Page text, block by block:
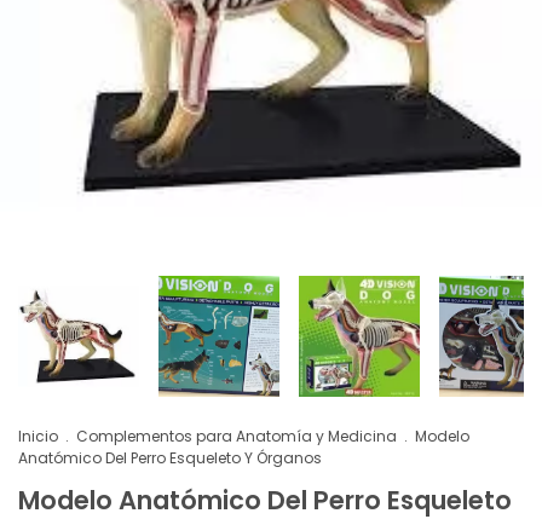
Inicio . Complementos para Anatomía y Medicina . Modelo
Anatómico Del Perro Esqueleto Y Órganos
Modelo Anatómico Del Perro Esqueleto